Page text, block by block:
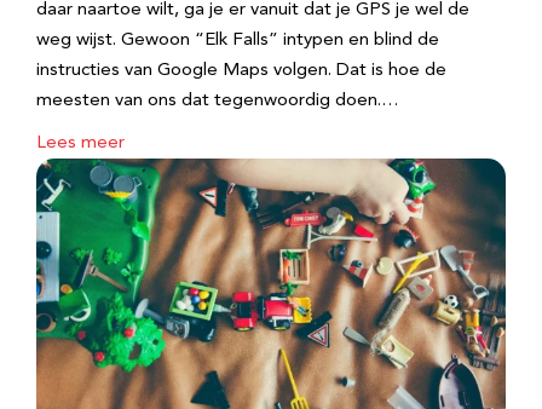
daar naartoe wilt, ga je er vanuit dat je GPS je wel de
weg wijst. Gewoon “Elk Falls” intypen en blind de
instructies van Google Maps volgen. Dat is hoe de
meesten van ons dat tegenwoordig doen.…
Lees meer